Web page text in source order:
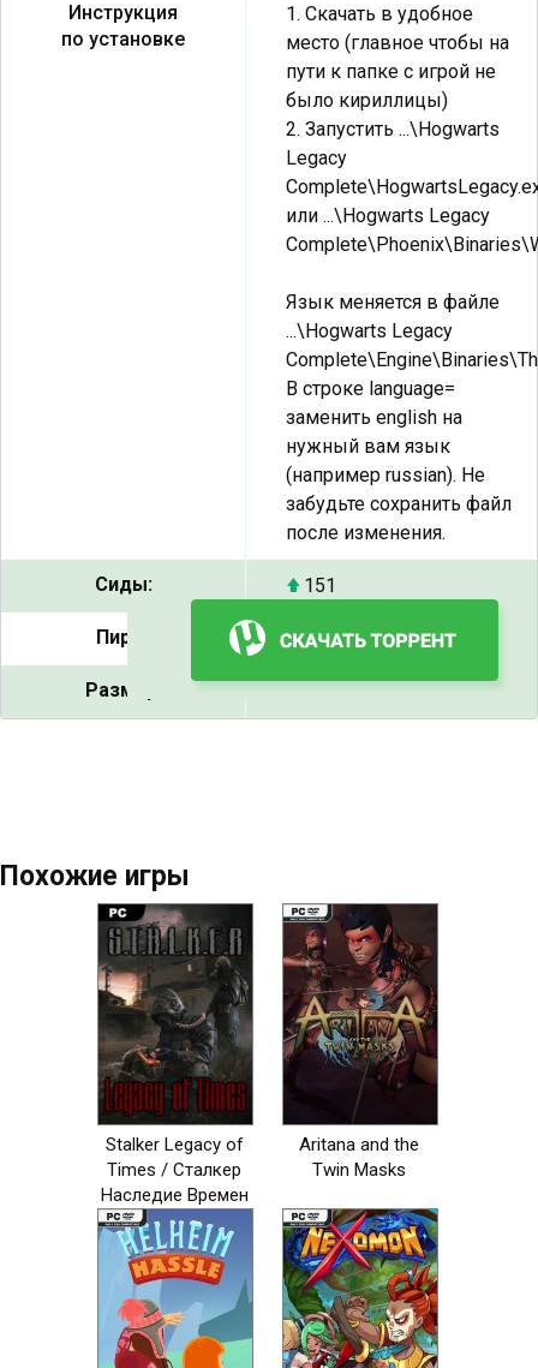
Инструкция
по установке
1. Скачать в удобное
место (главное чтобы на
пути к папке с игрой не
было кириллицы)
2. Запустить ...\Hogwarts
Legacy
или ...\Hogwarts Legacy
Язык меняется в файле
...\Hogwarts Legacy
В строке language=
заменить english на
нужный вам язык
(например russian). Не
забудьте сохранить файл
после изменения.
Сиды: 151
Пиры: 5
Размер: 88.5 GB
Похожие игры
Stalker Legacy of
Times / Сталкер
Наследие Времен
Aritana and the
Twin Masks